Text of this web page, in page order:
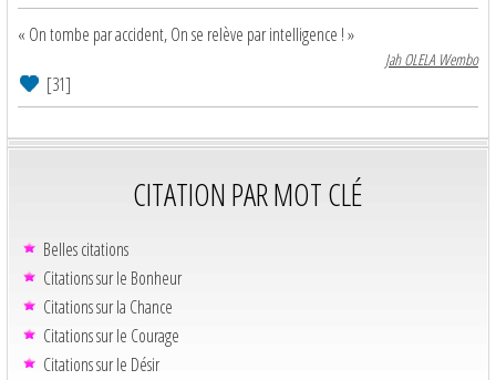
« On tombe par accident, On se relève par intelligence ! »
Jah OLELA Wembo
[31]
CITATION PAR MOT CLÉ
Belles citations
Citations sur le Bonheur
Citations sur la Chance
Citations sur le Courage
Citations sur le Désir